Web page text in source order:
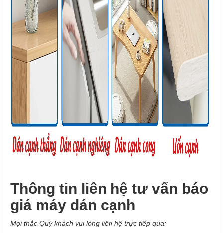
Thông tin liên hệ tư vấn báo
giá máy dán cạnh
Mọi thắc Quý khách vui lòng liên hệ trực tiếp qua: